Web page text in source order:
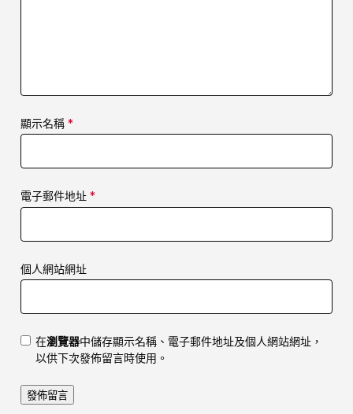
顯示名稱 *
電子郵件地址 *
個人網站網址
在瀏覽器中儲存顯示名稱、電子郵件地址及個人網站網址，
以供下次發佈留言時使用。